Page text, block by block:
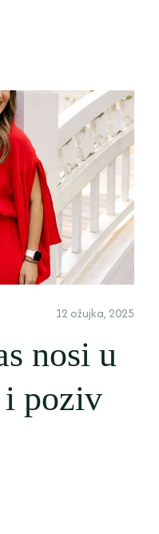
12 ožujka, 2025
nosi u
poziv